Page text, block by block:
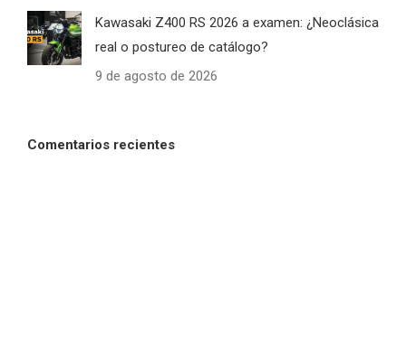
Kawasaki Z400 RS 2026 a examen: ¿Neoclásica
real o postureo de catálogo?
9 de agosto de 2026
Comentarios recientes